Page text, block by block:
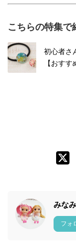
こちらの特集で
初心者さ
【おすす
みな
フォ